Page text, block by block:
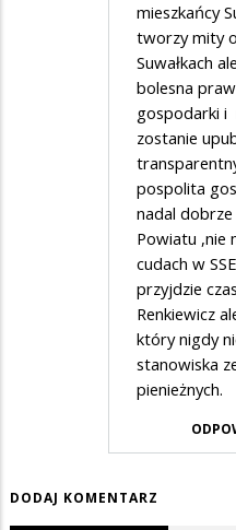
mieszkańcy
tworzy mity
Suwałkach
bolesna
gospodarki i
zostanie
pospolita
nadal
Powiatu ,nie
cudach w
przyjdzie
Renkiewicz
który nigdy
stanowiska
pienieżnych.
DODAJ KOMENTARZ